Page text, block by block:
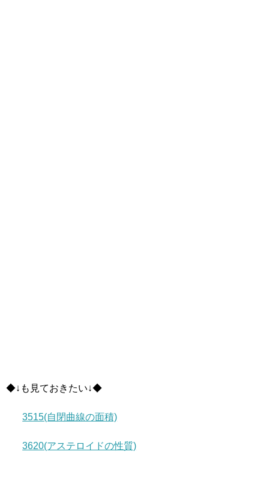
◆↓も見ておきたい↓◆
3515(自閉曲線の面積)
3620(アステロイドの性質)